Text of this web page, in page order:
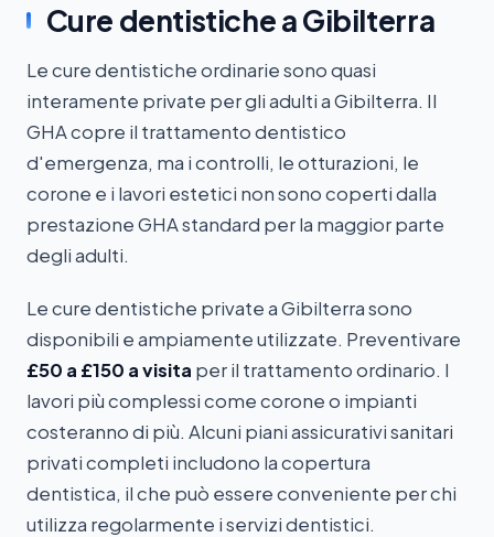
Cure dentistiche a Gibilterra
Le cure dentistiche ordinarie sono quasi
interamente private per gli adulti a Gibilterra. Il
GHA copre il trattamento dentistico
d'emergenza, ma i controlli, le otturazioni, le
corone e i lavori estetici non sono coperti dalla
prestazione GHA standard per la maggior parte
degli adulti.
Le cure dentistiche private a Gibilterra sono
disponibili e ampiamente utilizzate. Preventivare
£50 a £150 a visita per il trattamento ordinario. I
lavori più complessi come corone o impianti
costeranno di più. Alcuni piani assicurativi sanitari
privati completi includono la copertura
dentistica, il che può essere conveniente per chi
utilizza regolarmente i servizi dentistici.